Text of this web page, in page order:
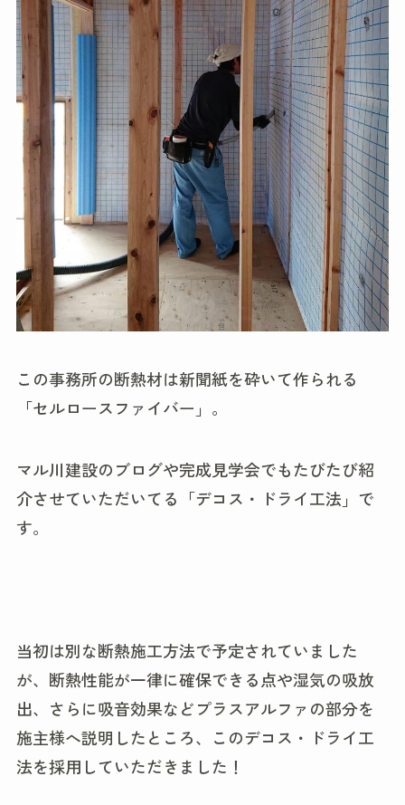
この事務所の断熱材は新聞紙を砕いて作られる
「セルロースファイバー」。
マル川建設のブログや完成見学会でもたびたび紹
介させていただいてる「デコス・ドライ工法」で
す。
当初は別な断熱施工方法で予定されていました
が、断熱性能が一律に確保できる点や湿気の吸放
出、さらに吸音効果などプラスアルファの部分を
施主様へ説明したところ、このデコス・ドライ工
法を採用していただきました！